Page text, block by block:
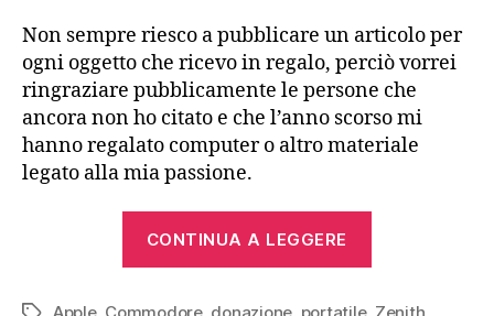
Non sempre riesco a pubblicare un articolo per
ogni oggetto che ricevo in regalo, perciò vorrei
ringraziare pubblicamente le persone che
ancora non ho citato e che l’anno scorso mi
hanno regalato computer o altro materiale
legato alla mia passione.
CONTINUA A LEGGERE